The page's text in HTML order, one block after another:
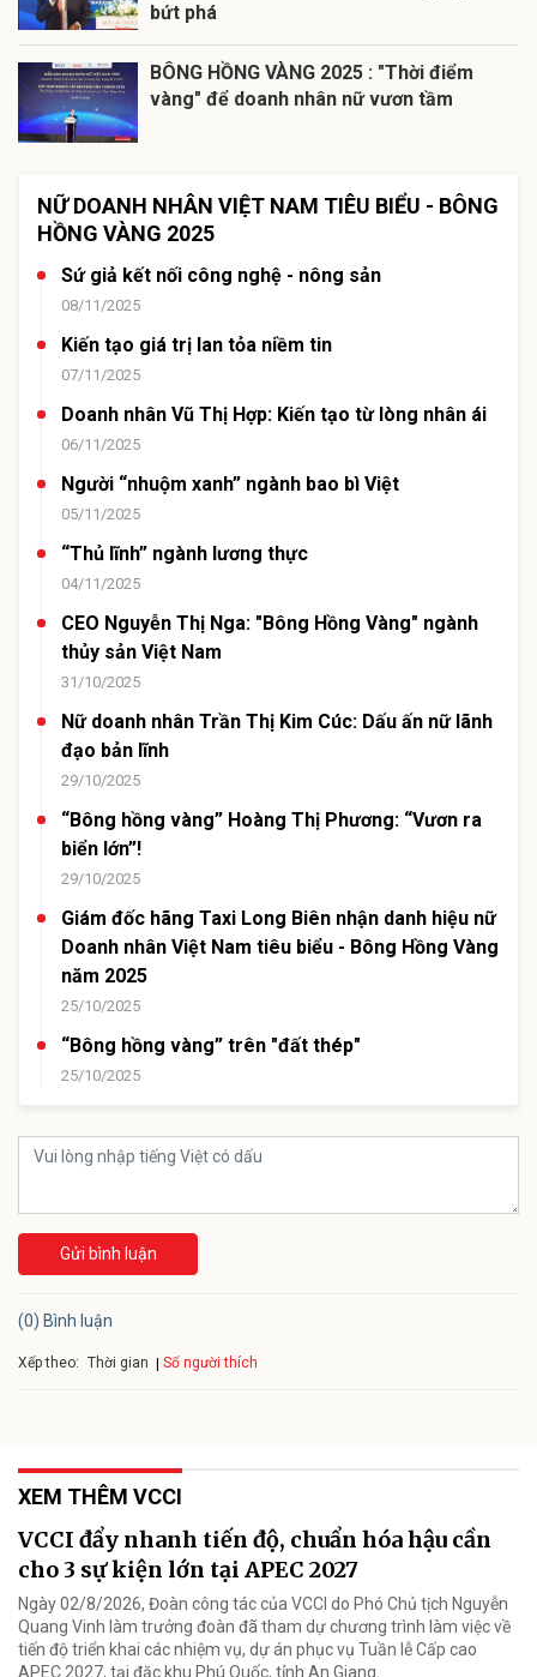
bứt phá
BÔNG HỒNG VÀNG 2025 : "Thời điểm
vàng" để doanh nhân nữ vươn tầm
NỮ DOANH NHÂN VIỆT NAM TIÊU BIỂU - BÔNG
HỒNG VÀNG 2025
Sứ giả kết nối công nghệ - nông sản
08/11/2025
Kiến tạo giá trị lan tỏa niềm tin
07/11/2025
Doanh nhân Vũ Thị Hợp: Kiến tạo từ lòng nhân ái
06/11/2025
Người “nhuộm xanh” ngành bao bì Việt
05/11/2025
“Thủ lĩnh” ngành lương thực
04/11/2025
CEO Nguyễn Thị Nga: "Bông Hồng Vàng" ngành
thủy sản Việt Nam
31/10/2025
Nữ doanh nhân Trần Thị Kim Cúc: Dấu ấn nữ lãnh
đạo bản lĩnh
29/10/2025
“Bông hồng vàng” Hoàng Thị Phương: “Vươn ra
biển lớn”!
29/10/2025
Giám đốc hãng Taxi Long Biên nhận danh hiệu nữ
Doanh nhân Việt Nam tiêu biểu - Bông Hồng Vàng
năm 2025
25/10/2025
“Bông hồng vàng” trên "đất thép"
25/10/2025
Gửi bình luận
(0) Bình luận
Xếp theo: Thời gian Số người thích
XEM THÊM VCCI
VCCI đẩy nhanh tiến độ, chuẩn hóa hậu cần
cho 3 sự kiện lớn tại APEC 2027
Ngày 02/8/2026, Đoàn công tác của VCCI do Phó Chủ tịch Nguyễn
Quang Vinh làm trưởng đoàn đã tham dự chương trình làm việc về
tiến độ triển khai các nhiệm vụ, dự án phục vụ Tuần lễ Cấp cao
APEC 2027, tại đặc khu Phú Quốc, tỉnh An Giang.